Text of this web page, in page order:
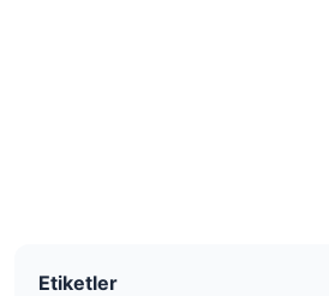
Etiketler